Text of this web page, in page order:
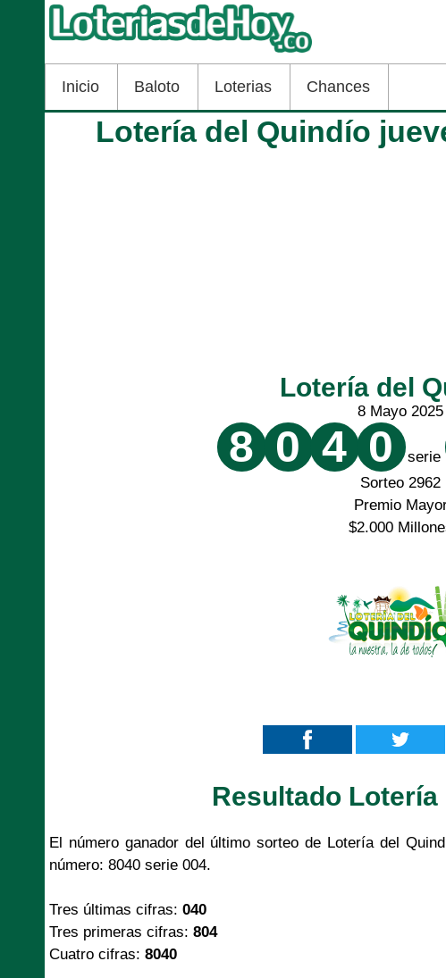
Inicio Baloto Loterias Chances
Lotería del Quindío
Lotería del
8 Mayo 2025
8 0 4 0 serie
Sorteo 2962
Premio
$2.000
Resultado
El número ganador del último sorteo de Lotería del
número: 8040 serie 004.
Tres últimas cifras: 040
Tres primeras cifras: 804
Cuatro cifras: 8040